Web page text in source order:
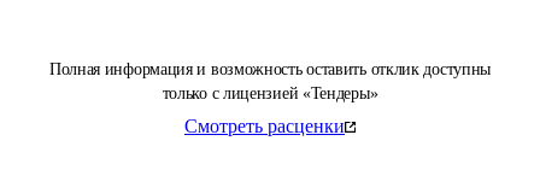
Полная информация и возможность оставить отклик доступны
только с лицензией «Тендеры»
Смотреть расценки